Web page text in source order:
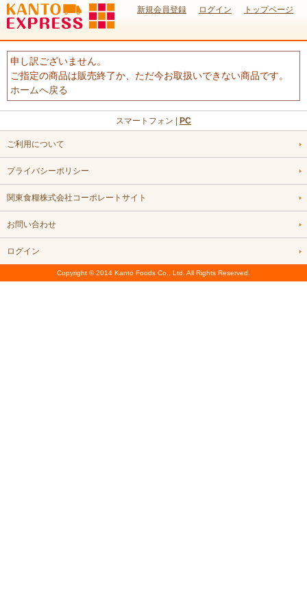
新規会員登録 ログイン トップページ
申し訳ございません。
ご指定の商品は販売終了か、ただ今お取扱いできない商品です。
ホームへ戻る
スマートフォン | PC
ご利用について
プライバシーポリシー
関東食糧株式会社コーポレートサイト
お問い合わせ
ログイン
Copyright © 2014 Kanto Foods Co., Ltd. All Rights Reserved.